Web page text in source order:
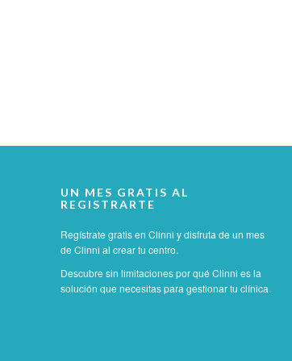
UN MES GRATIS AL
REGISTRARTE
Regístrate gratis en Clinni y disfruta de un mes
de Clinni al crear tu centro.
Descubre sin limitaciones por qué Clinni es la
solución que necesitas para gestionar tu clínica.